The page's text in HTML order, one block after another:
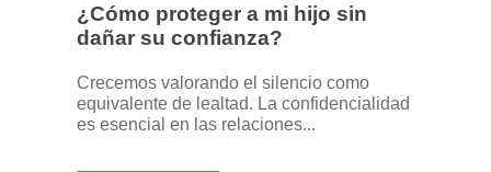
¿Cómo proteger a mi hijo sin
dañar su confianza?
Crecemos valorando el silencio como
equivalente de lealtad. La confidencialidad
es esencial en las relaciones...